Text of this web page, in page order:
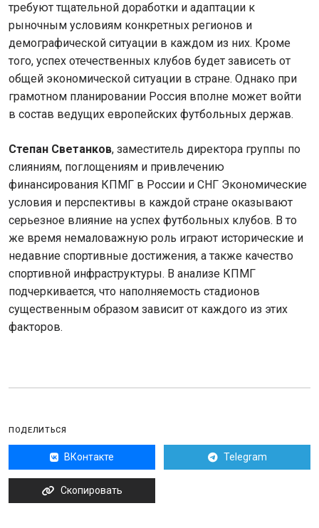
требуют тщательной доработки и адаптации к
рыночным условиям конкретных регионов и
демографической ситуации в каждом из них. Кроме
того, успех отечественных клубов будет зависеть от
общей экономической ситуации в стране. Однако при
грамотном планировании Россия вполне может войти
в состав ведущих европейских футбольных держав.
Степан Светанков, заместитель директора группы по
слияниям, поглощениям и привлечению
финансирования КПМГ в России и СНГ Экономические
условия и перспективы в каждой стране оказывают
серьезное влияние на успех футбольных клубов. В то
же время немаловажную роль играют исторические и
недавние спортивные достижения, а также качество
спортивной инфраструктуры. В анализе КПМГ
подчеркивается, что наполняемость стадионов
существенным образом зависит от каждого из этих
факторов.
ПОДЕЛИТЬСЯ
ВКонтакте Telegram
Скопировать